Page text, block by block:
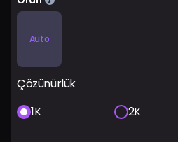
Auto
Çözünürlük
1K
2K